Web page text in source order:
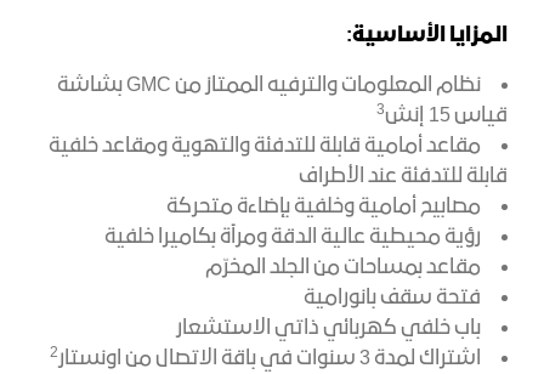
المزايا الأساسية:
نظام المعلومات والترفيه الممتاز من GMC بشاشة
قياس 15 إنش
3
مقاعد أمامية قابلة للتدفئة والتهوية ومقاعد خلفية
قابلة للتدفئة عند الأطراف
مصابيح أمامية وخلفية بإضاءة متحركة
رؤية محيطية عالية الدقة ومرآة بكاميرا خلفية
مقاعد بمساحات من الجلد المخرّم
فتحة سقف بانورامية
باب خلفي كهربائي ذاتي الاستشعار
اشتراك لمدة 3 سنوات في باقة الاتصال من اونستار
2